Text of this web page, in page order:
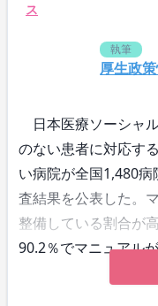
ス
執筆
厚生政
日本医療ソーシャ
のない患者に対応す
い病院が全国1,480
査結果を公表した。
整備している割合が
90.2％でマニュアル